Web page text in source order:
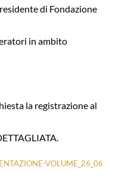
di Fondazione
in ambito
la registrazione al
VOLUME_26_06